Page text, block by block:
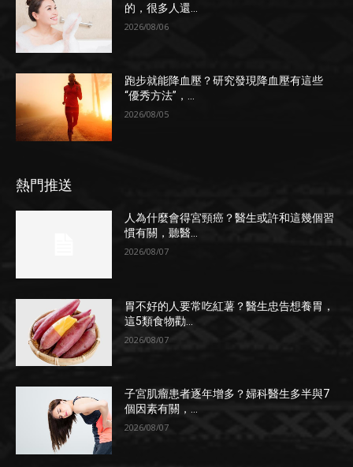
的，很多人還...
2026/08/06
跑步就能降血壓？研究發現降血壓有這些
“優秀方法”，...
2026/08/05
熱門推送
人為什麼會得宮頸癌？醫生或許和這幾個習
慣有關，聽醫...
2026/08/07
胃不好的人要常吃紅薯？醫生忠告想養胃，
這5類食物勸...
2026/08/07
子宮肌瘤患者逐年增多？婦科醫生多半與7
個因素有關，...
2026/08/07